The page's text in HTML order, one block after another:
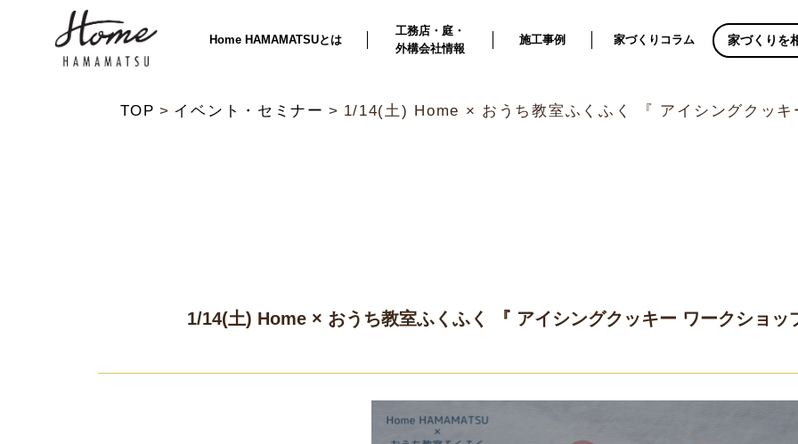
Home HAMAMATSUとは
工務店・庭・
外構会社情報
施工事例 家づくりコラム 家づくりを
TOP イベント・セミナー 1/14(土) Home × おうち教室ふくふく 『 アイシングクッ
1/14(土) Home × おうち教室ふくふく 『 アイシングクッキー ワークショッ